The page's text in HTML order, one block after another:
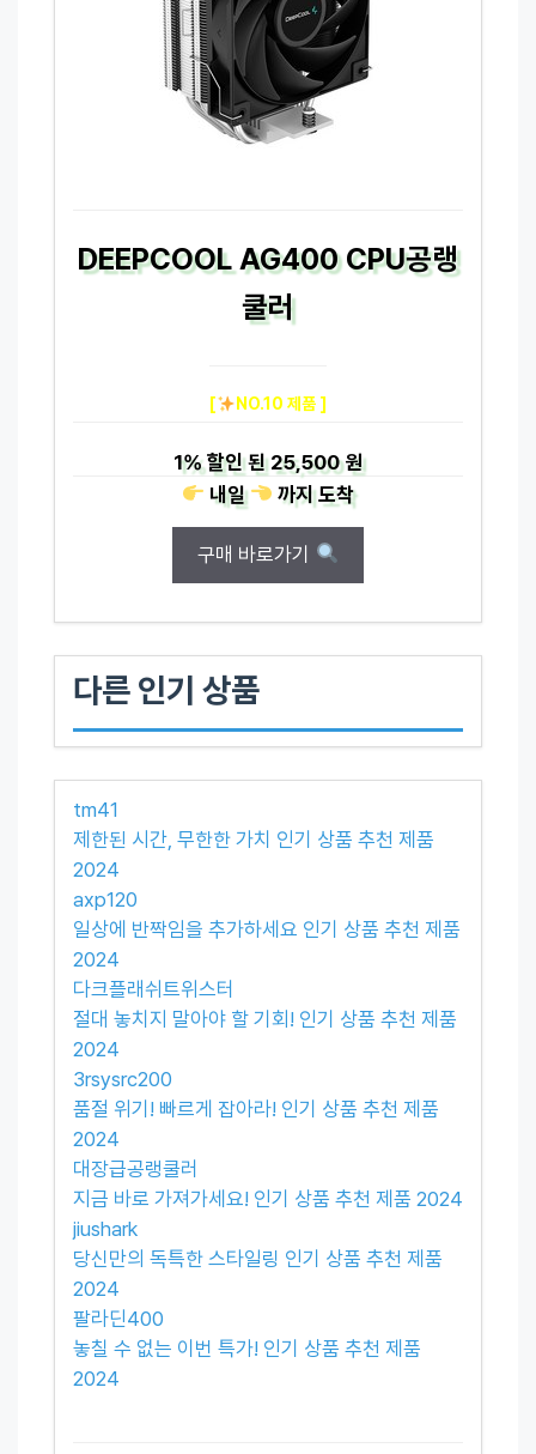
DEEPCOOL AG400 CPU공랭
쿨러
[ NO.10 제품 ]
1%할인 된25,500 원
내일
까지도착
구매 바로가기
다른 인기 상품
tm41
제한된 시간, 무한한 가치 인기 상품 추천 제품
2024
axp120
일상에 반짝임을 추가하세요 인기 상품 추천 제품
2024
다크플래쉬트위스터
절대 놓치지 말아야 할 기회! 인기 상품 추천 제품
2024
3rsysrc200
품절 위기! 빠르게 잡아라! 인기 상품 추천 제품
2024
대장급공랭쿨러
지금 바로 가져가세요! 인기 상품 추천 제품 2024
jiushark
당신만의 독특한 스타일링 인기 상품 추천 제품
2024
팔라딘400
놓칠 수 없는 이번 특가! 인기 상품 추천 제품
2024